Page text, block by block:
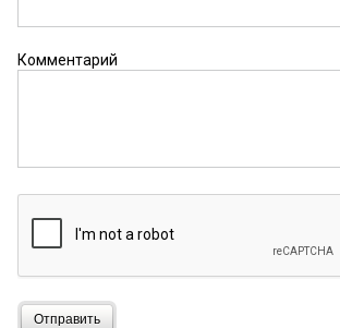
Комментарий
Отправить